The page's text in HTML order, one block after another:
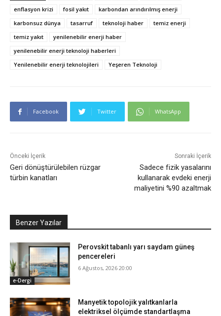
enflasyon krizi
fosil yakıt
karbondan arındırılmış enerji
karbonsuz dünya
tasarruf teknoloji haber
temiz enerji
temiz yakıt
yenilenebilir enerji haber
yenilenebilir enerji teknoloji haberleri
Yenilenebilir enerji teknolojileri
Yeşeren Teknoloji
Facebook Twitter WhatsApp
Önceki İçerik
Geri dönüştürülebilen rüzgar
türbin kanatları
Sonraki İçerik
Sadece fizik yasalarını
kullanarak evdeki enerji
maliyetini %90 azaltmak
Benzer Yazılar
e-Dergi
Perovskit tabanlı yarı saydam güneş
pencereleri
6 Ağustos, 2026 20:00
Manyetik topolojik yalıtkanlarla
elektriksel ölçümde standartlaşma